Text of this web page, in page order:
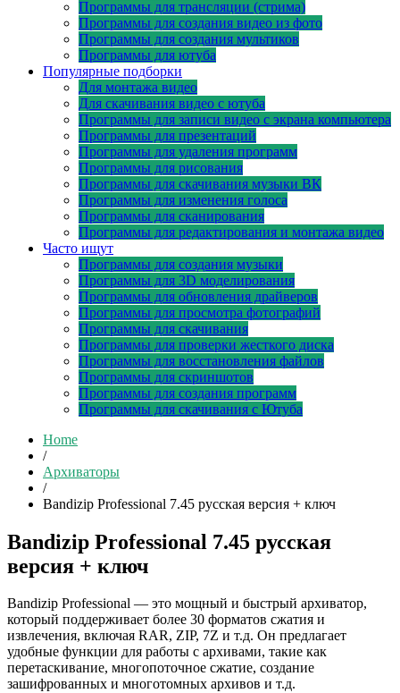
Программы для трансляции (стрима)
Программы для создания видео из фото
Программы для создания мультиков
Программы для ютуба
Популярные подборки
Для монтажа видео
Для скачивания видео с ютуба
Программы для записи видео с экрана компьютера
Программы для презентаций
Программы для удаления программ
Программы для рисования
Программы для скачивания музыки ВК
Программы для изменения голоса
Программы для сканирования
Программы для редактирования и монтажа видео
Часто ищут
Программы для создания музыки
Программы для 3D моделирования
Программы для обновления драйверов
Программы для просмотра фотографий
Программы для скачивания
Программы для проверки жесткого диска
Программы для восстановления файлов
Программы для скриншотов
Программы для создания программ
Программы для скачивания с Ютуба
Home
/
Архиваторы
/
Bandizip Professional 7.45 русская версия + ключ
Bandizip Professional 7.45 русская
версия + ключ
Bandizip Professional — это мощный и быстрый архиватор,
который поддерживает более 30 форматов сжатия и
извлечения, включая RAR, ZIP, 7Z и т.д. Он предлагает
удобные функции для работы с архивами, такие как
перетаскивание, многопоточное сжатие, создание
зашифрованных и многотомных архивов и т.д.